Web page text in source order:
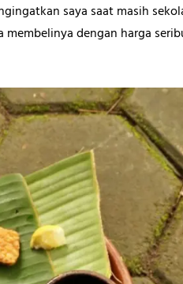
saya saat masih
dengan harga